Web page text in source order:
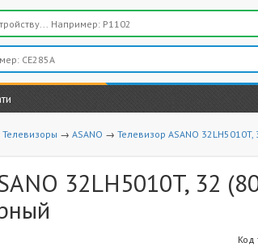
Телевизоры → ASANO → Телевизор ASANO
32LH5010T, 32
Код